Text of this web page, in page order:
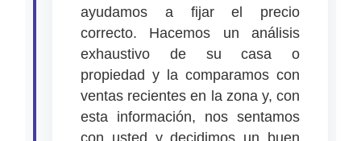
ayudamos a fijar el precio
correcto. Hacemos un análisis
exhaustivo de su casa o
propiedad y la comparamos con
ventas recientes en la zona y, con
esta información, nos sentamos
con usted y decidimos un buen